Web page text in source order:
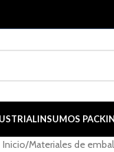
INSUMOS
Inicio/Materiales de